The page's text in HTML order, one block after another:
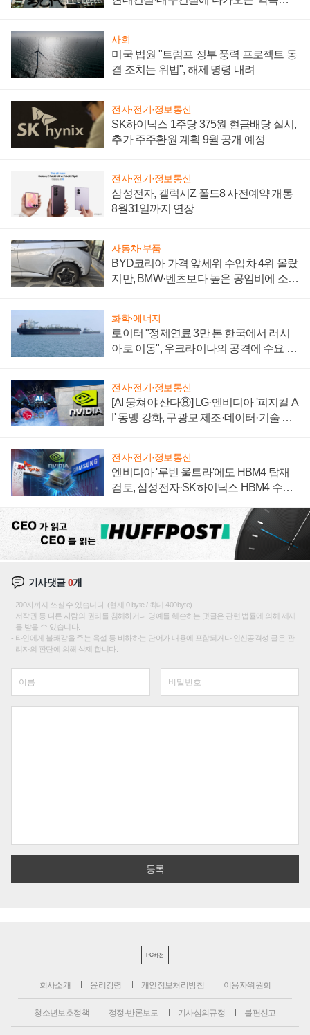
사회
미국 법원 "트럼프 정부 풍력 프로젝트 동
결 조치는 위법", 해제 명령 내려
전자·전기·정보통신
SK하이닉스 1주당 375원 현금배당 실시,
추가 주주환원 계획 9월 공개 예정
전자·전기·정보통신
삼성전자, 갤럭시Z 폴드8 사전예약 개통
8월31일까지 연장
자동차·부품
BYD코리아 가격 앞세워 수입차 4위 올랐
지만, BMW·벤츠보다 높은 공임비에 소비
화학·에너지
로이터 "정제연료 3만 톤 한국에서 러시
아로 이동", 우크라이나의 공격에 수요 늘
전자·전기·정보통신
[AI 뭉쳐야 산다⑧] LG·엔비디아 '피지컬 A
I' 동맹 강화, 구광모 제조·데이터·기술 결
전자·전기·정보통신
엔비디아 '루빈 울트라'에도 HBM4 탑재
검토, 삼성전자·SK하이닉스 HBM4 수율
기사댓글0개
200자까지 쓰실 수 있습니다. (현재 0 byte / 최대 400byte)
저작권 등 다른 사람의 권리를 침해하거나 명예를 훼손하는 댓글은 관련 법률에 의해 제재
를 받을 수 있습니다.
타인에게 불쾌감을 주는 욕설 등 비하하는 단어가 내용에 포함되거나 인신공격성 글은 관
리자의 판단에 의해 삭제 합니다.
PC버전
회사소개 윤리강령 개인정보처리방침 이용자위원회
청소년보호정책 정정·반론보도 기사심의규정 불편신고